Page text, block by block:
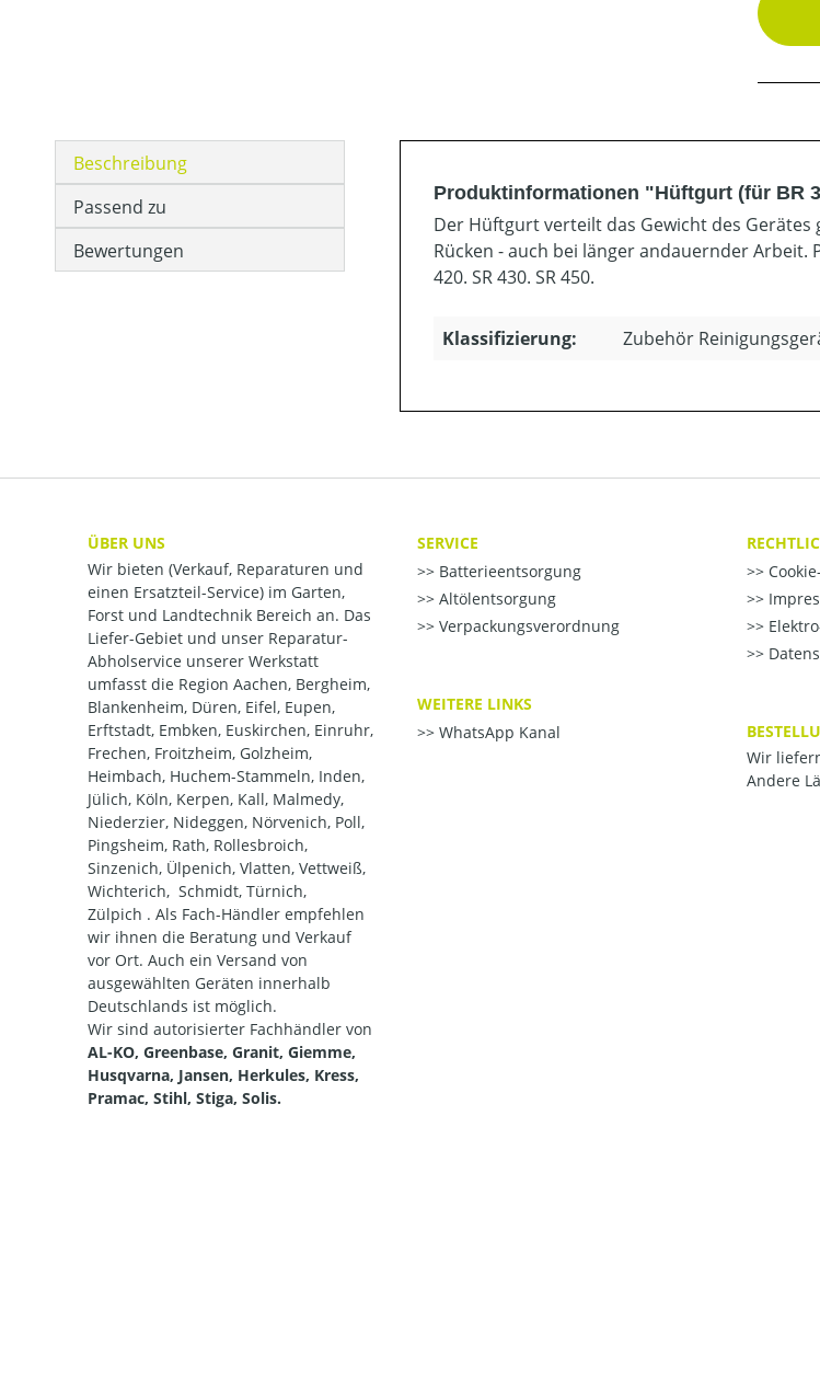
Beschreibung
Passend zu
Bewertungen
Produktinformationen "Hüftgurt (für BR
Der Hüftgurt verteilt das Gewicht des
Rücken - auch bei länger andauernder Arbeit.
420. SR 430. SR 450.
Klassifizierung: Zubehör
ÜBER UNS
Wir bieten (Verkauf, Reparaturen und
einen Ersatzteil-Service) im Garten,
Forst und Landtechnik Bereich an. Das
Liefer-Gebiet und unser Reparatur-
Abholservice unserer Werkstatt
umfasst die Region Aachen, Bergheim,
Blankenheim, Düren, Eifel, Eupen,
Erftstadt, Embken, Euskirchen, Einruhr,
Frechen, Froitzheim, Golzheim,
Heimbach, Huchem-Stammeln, Inden,
Jülich, Köln, Kerpen, Kall, Malmedy,
Niederzier, Nideggen, Nörvenich, Poll,
Pingsheim, Rath, Rollesbroich,
Sinzenich, Ülpenich, Vlatten, Vettweiß,
Wichterich, Schmidt, Türnich,
Zülpich . Als Fach-Händler empfehlen
wir ihnen die Beratung und Verkauf
vor Ort. Auch ein Versand von
ausgewählten Geräten innerhalb
Deutschlands ist möglich.
Wir sind autorisierter Fachhändler von
AL-KO, Greenbase, Granit, Giemme,
Husqvarna, Jansen, Herkules, Kress,
Pramac, Stihl, Stiga, Solis.
SERVICE
Batterieentsorgung
Altölentsorgung
Verpackungsverordnung
WEITERE LINKS
WhatsApp Kanal
Wir
Andere